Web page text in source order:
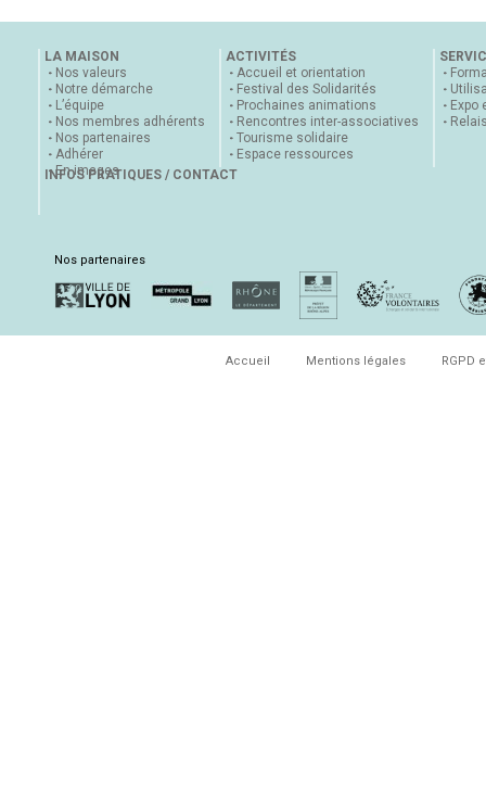
LA MAISON
Nos valeurs
Notre démarche
L’équipe
Nos membres adhérents
Nos partenaires
Adhérer
En images
ACTIVITÉS
Accueil et orientation
Festival des Solidarités
Prochaines animations
Rencontres inter-associatives
Tourisme solidaire
Espace ressources
Expo
INFOS PRATIQUES / CONTACT
Nos partenaires
Accueil Mentions légales RGPD